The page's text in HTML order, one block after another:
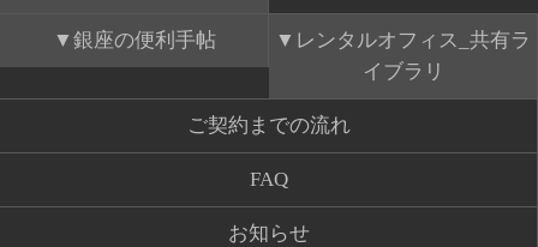
銀座の便利手帖
レンタルオフィス_共有ラ
イブラリ
ご契約までの流れ
FAQ
お知らせ